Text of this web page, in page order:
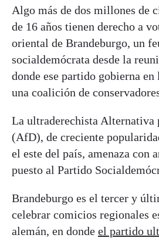
Algo más de dos millones de
de 16 años tienen derecho a
oriental de Brandeburgo, un
socialdemócrata desde la
donde ese partido gobierna
una coalición de
La ultraderechista Alternativa
(AfD), de creciente
el este del país, amenaza con
puesto al Partido
Brandeburgo es el tercer y
celebrar comicios regionales
alemán, en donde el partido